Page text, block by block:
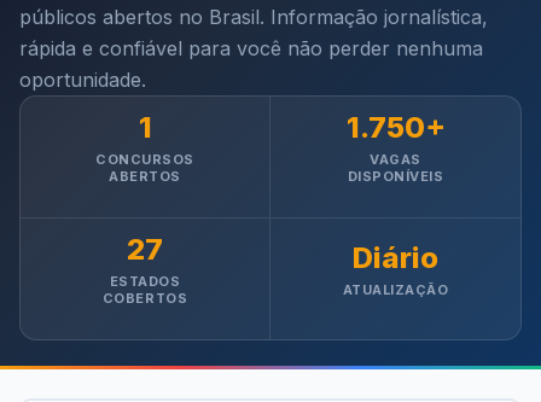
públicos abertos no Brasil. Informação jornalística,
rápida e confiável para você não perder nenhuma
oportunidade.
1
CONCURSOS
ABERTOS
1.750+
VAGAS
DISPONÍVEIS
27
ESTADOS
COBERTOS
Diário
ATUALIZAÇÃO